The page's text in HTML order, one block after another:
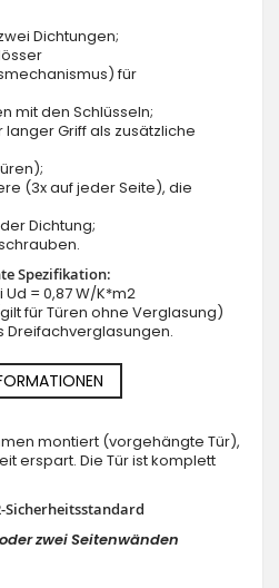
Dichtungen;
für
mit den Schlüsseln;
Griff als zusätzliche
(3x auf jeder Seite), die
Dichtung;
Spezifikation:
= 0,87 W/K*m2
für Türen ohne Verglasung)
Dreifachverglasungen.
montiert (vorgehängte Tür),
erspart. Die Tür ist komplett
Sicherheitsstandard
zwei Seitenwänden